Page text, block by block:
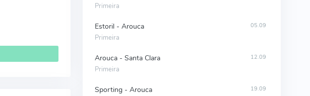
Primeira
Estoril - Arouca
Primeira
05.09
Arouca - Santa Clara
Primeira
12.09
Sporting - Arouca 19.09